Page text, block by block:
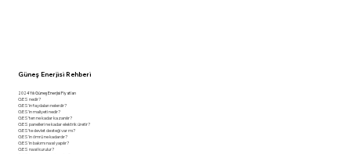
Güneş Enerjisi Rehberi
2024 Yılı Güneş Enerjisi Fiyatları
GES nedir?
GES'in faydaları nelerdir?
GES'in maliyeti nedir?
GES'ten ne kadar kazanılır?
GES panelleri ne kadar elektrik üretir?
GES'te devlet desteği var mı?
GES'in ömrü ne kadardır?
GES'in bakımı nasıl yapılır?
GES nasıl kurulur?